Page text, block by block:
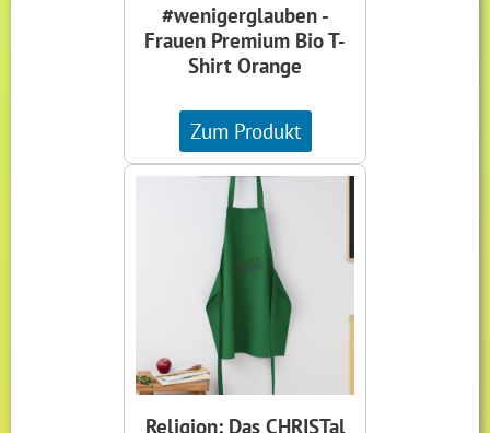
#wenigerglauben -
Frauen Premium Bio T-
Shirt Orange
Zum Produkt
Religion: Das CHRISTal